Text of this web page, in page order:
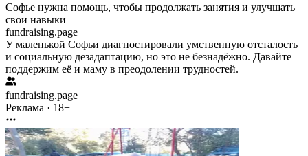
Софье нужна помощь, чтобы продолжать занятия и улучшать
свои навыки
fundraising.page
У маленькой Софьи диагностировали умственную отсталость
и социальную дезадаптацию, но это не безнадёжно. Давайте
поддержим её и маму в преодолении трудностей.
fundraising.page
Реклама · 18+